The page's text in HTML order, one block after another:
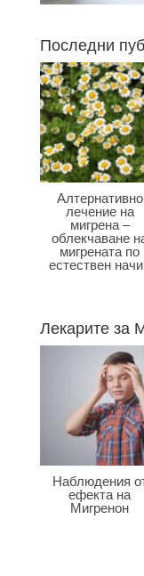
Последни
Алтернативно
лечение на
мигрена –
облекчаване
мигрената по
естествен
Лекарите за
Наблюдения
ефекта на
Мигренон